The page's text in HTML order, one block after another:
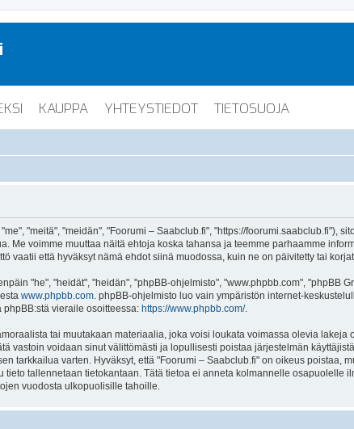
KAUPPA YHTEYSTIEDOT TIETOSUOJA
"meitä", "meidän", "Foorumi – Saabclub.fi", "https://foorumi.saabclub.fi"),
Me voimme muuttaa näitä ehtoja koska tahansa ja teemme parhaamme
vaatii että hyväksyt nämä ehdot siinä muodossa, kuin ne on päivitetty tai
"he", "heidät", "heidän", "phpBB-ohjelmisto", "www.phpbb.com", "phpBB
www.phpbb.com . phpBB-ohjelmisto luo vain ympäristön internet-
vieraile osoitteessa: https://www.phpbb.com/.
tai muutakaan materiaalia, joka voisi loukata voimassa olevia
vastoin voidaan sinut välittömästi ja lopullisesti poistaa järjestelmän
tarkkailua varten. Hyväksyt, että "Foorumi – Saabclub.fi" on oikeus poistaa,
tallennetaan tietokantaan. Tätä tietoa ei anneta kolmannelle osapuolelle
vuodosta ulkopuolisille tahoille.